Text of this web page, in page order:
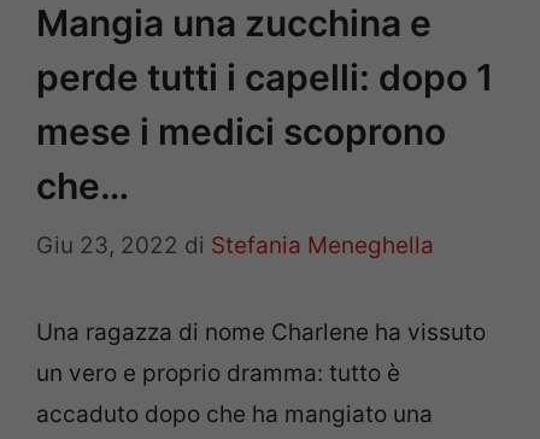
Mangia una zucchina e
perde tutti i capelli: dopo 1
mese i medici scoprono
che…
Giu 23, 2022 di Stefania Meneghella
Una ragazza di nome Charlene ha vissuto
un vero e proprio dramma: tutto è
accaduto dopo che ha mangiato una